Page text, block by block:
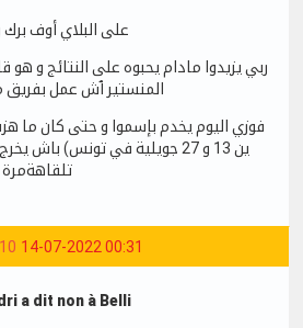
على البلاي أوف برك
ربي يزيدوا مادام يحبوه على النتائج و
المنستير ٱش عمل بفريق
فوزي اليوم يخدم بإسموا و حتى كان ما
ين 13 و 27 جويلية في تونس)
14-07-2022 00:31
a dit non à Belli